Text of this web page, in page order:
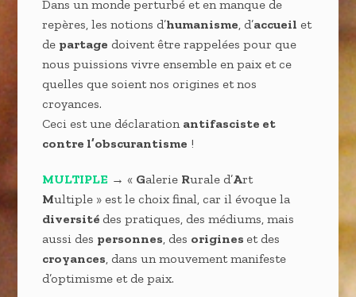
Dans un monde perturbé et en manque de
repères, les notions d’humanisme, d’accueil et
de partage doivent être rappelées pour que
nous puissions vivre ensemble en paix et ce
quelles que soient nos origines et nos
croyances.
Ceci est une déclaration antifasciste et
contre l’obscurantisme !
MULTIPLE → « Galerie Rurale d’Art
Multiple » est le choix final, car il évoque la
diversitédes pratiques, des médiums, mais
aussi des personnes, des origineset des
croyances, dans un mouvement manifeste
d’optimisme et de paix.